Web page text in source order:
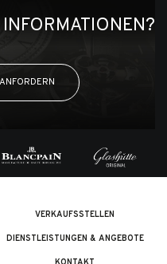
VERKAUFSSTELLEN
DIENSTLEISTUNGEN & ANGEBOTE